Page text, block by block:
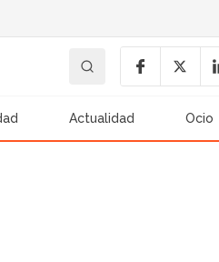
Actualidad Ocio